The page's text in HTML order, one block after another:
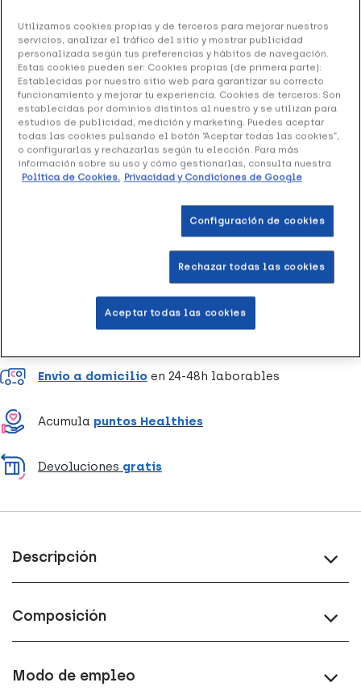
Ref: 1835765
Durex Intense Orgasmic Diablillo, 1 Ud
13.93 €
+ 28 puntosHealthies
Anillo vibrador con estimulador del clítoris. Para un placer
Entrega rápida y gratuitaen farmacia
Envío a domicilio en 24-48h laborables
Acumula puntos Healthies
Devoluciones gratis
Descripción
Composición
Modo de empleo
Utilizamos cookies propias y de terceros para mejorar nuestros
servicios, analizar el tráfico del sitio y mostrar publicidad
personalizada según tus preferencias y hábitos de navegación.
Estas cookies pueden ser: Cookies propias (de primera parte):
Establecidas por nuestro sitio web para garantizar su correcto
funcionamiento y mejorar tu experiencia. Cookies de terceros: Son
establecidas por dominios distintos al nuestro y se utilizan para
estudios de publicidad, medición y marketing. Puedes aceptar
todas las cookies pulsando el botón “Aceptar todas las cookies”,
o configurarlas y rechazarlas según tu elección. Para más
información sobre su uso y cómo gestionarlas, consulta nuestra
Política de Cookies. Privacidad y Condiciones de Google
Configuración de cookies
Rechazar todas las cookies
Aceptar todas las cookies